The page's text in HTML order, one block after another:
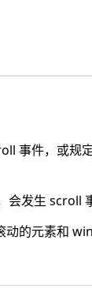
事件，或规
会发生 scroll
动的元素和